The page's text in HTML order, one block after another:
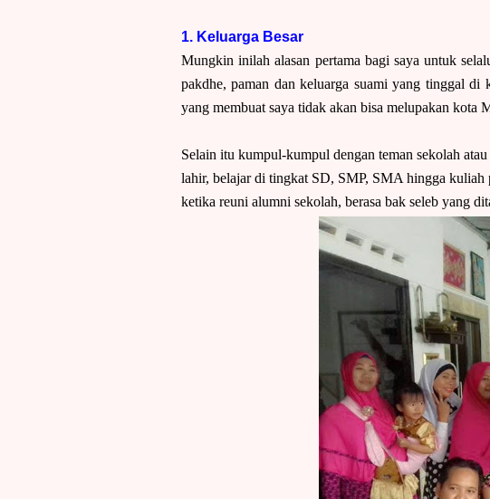
1. Keluarga Besar
Mungkin inilah alasan pertama bagi saya untuk
pakdhe, paman dan keluarga suami yang tinggal di
yang membuat saya tidak akan bisa melupakan kota
Selain itu kumpul-kumpul dengan teman sekolah
lahir, belajar di tingkat SD, SMP, SMA hingga kuliah
ketika reuni alumni sekolah, berasa bak seleb yang